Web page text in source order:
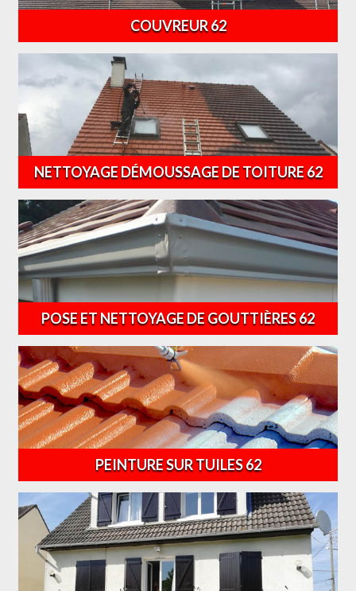
COUVREUR 62
NETTOYAGE DÉMOUSSAGE DE TOITURE 62
POSE ET NETTOYAGE DE GOUTTIÈRES 62
PEINTURE SUR TUILES 62